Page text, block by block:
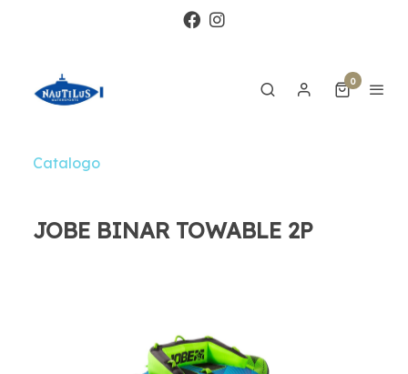
0
Catalogo
JOBE BINAR TOWABLE 2P